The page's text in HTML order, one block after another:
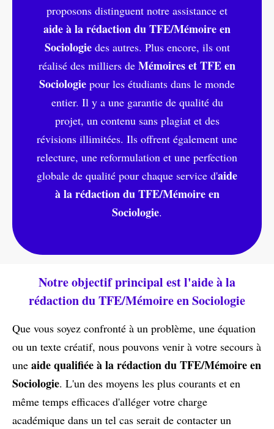
proposons distinguent notre assistance et
aide à la rédaction du TFE/Mémoire en
Sociologiedes autres. Plus encore, ils ont
réalisé des milliers de Mémoires et TFE en
Sociologie pour les étudiants dans le monde
entier. Il y a une garantie de qualité du
projet, un contenu sans plagiat et des
révisions illimitées. Ils offrent également une
relecture, une reformulation et une perfection
globale de qualité pour chaque service d'aide
à la rédaction du TFE/Mémoire en
Sociologie.
Notre objectif principal est l'aide à la
rédaction du TFE/Mémoire en Sociologie
Que vous soyez confronté à un problème, une équation
ou un texte créatif, nous pouvons venir à votre secours à
une aide qualifiée à la rédaction du TFE/Mémoire en
Sociologie. L'un des moyens les plus courants et en
même temps efficaces d'alléger votre charge
académique dans un tel cas serait de contacter un